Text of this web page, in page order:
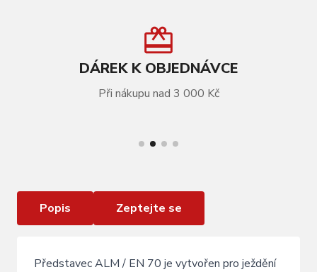
DÁREK K OBJEDNÁVCE
Při nákupu nad 3 000 Kč
Popis Zeptejte se
Představec ALM / EN 70 je vytvořen pro ježdění